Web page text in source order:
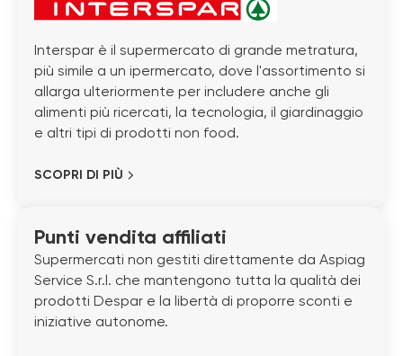
Interspar è il supermercato di grande metratura,
più simile a un ipermercato, dove l'assortimento si
allarga ulteriormente per includere anche gli
alimenti più ricercati, la tecnologia, il giardinaggio
e altri tipi di prodotti non food.
SCOPRI DI PIÙ
Punti vendita affiliati
Supermercati non gestiti direttamente da Aspiag
Service S.r.l. che mantengono tutta la qualità dei
prodotti Despar e la libertà di proporre sconti e
iniziative autonome.